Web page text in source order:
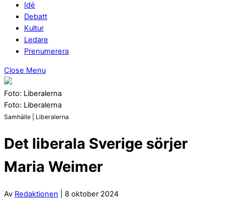
Idé
Debatt
Kultur
Ledare
Prenumerera
Close Menu
Foto: Liberalerna
Foto: Liberalerna
Samhälle | Liberalerna
Det liberala Sverige sörjer
Maria Weimer
Av Redaktionen | 8 oktober 2024